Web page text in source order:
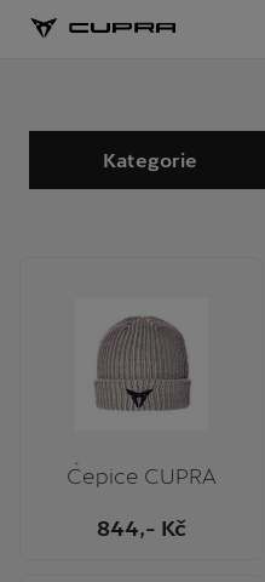
Kategorie
Čepice CUPRA
844,- Kč